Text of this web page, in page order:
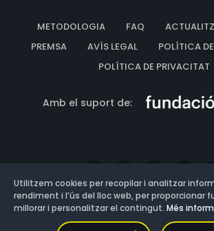
METODOLOGIA FAQ
PREMSA
AVÍS LEGAL
POLÍTICA
POLÍTICA DE PRIVACITAT
Amb el suport de:
Versió: 3.13.0.202607011342
Utilitzem cookies per recopilar i analitzar
rendiment i l’ús del lloc web, per proporcionar
millorar i personalitzar el contingut. Més